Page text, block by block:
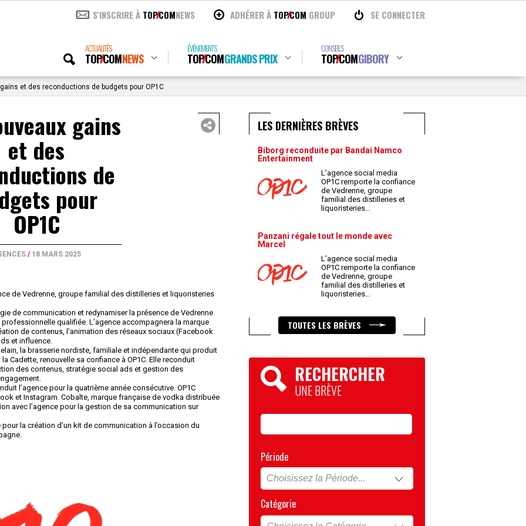
S'INSCRIRE À TOPCOMNEWS ADHÉRER À TOPCOM GROUP SE CONNECTER
ACTUALITÉS
TOPCOMNEWS
ÉVÉNEMENTS
TOPCOMGRANDS PRIX
CONSEILS
TOPCOMGIBORY
et des reconductions de budgets pour OP1C
gains
et des
de
pour
OP1C
/ 18 MARS 2025
de Vedrenne, groupe familial des distilleries et liquoristeries
de communication et redynamiser la présence de Vedrenne
qualifiée. L’agence accompagnera la marque
de contenus, l’animation des réseaux sociaux (Facebook
et influence.
la brasserie nordiste, familiale et indépendante qui produit
Cadette, renouvelle sa confiance à OP1C. Elle reconduit
des contenus, stratégie social ads et gestion des
l’agence pour la quatrième année consécutive. OP1C
et Instagram. Cobalte, marque française de vodka distribuée
avec l’agence pour la gestion de sa communication sur
la création d’un kit de communication à l’occasion du
LES DERNIÈRES BRÈVES
Biborg reconduite par Bandai Namco
Entertainment
L’agence social media
OP1C remporte la confiance
de Vedrenne, groupe
familial des distilleries et
liquoristeries...
Panzani régale tout le monde avec
Marcel
L’agence social media
OP1C remporte la confiance
de Vedrenne, groupe
familial des distilleries et
liquoristeries...
TOUTES LES BRÈVES
RECHERCHER
UNE BRÈVE
Période
Catégorie